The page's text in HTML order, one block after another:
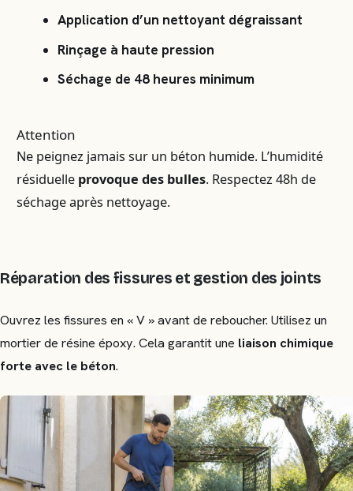
Application d’un nettoyant dégraissant
Rinçage à haute pression
Séchage de 48 heures minimum
Attention
Ne peignez jamais sur un béton humide. L’humidité
résiduelle provoque des bulles. Respectez 48h de
séchage après nettoyage.
Réparation des fissures et gestion des joints
Ouvrez les fissures en « V » avant de reboucher. Utilisez un
mortier de résine époxy. Cela garantit une liaison chimique
forte avec le béton.